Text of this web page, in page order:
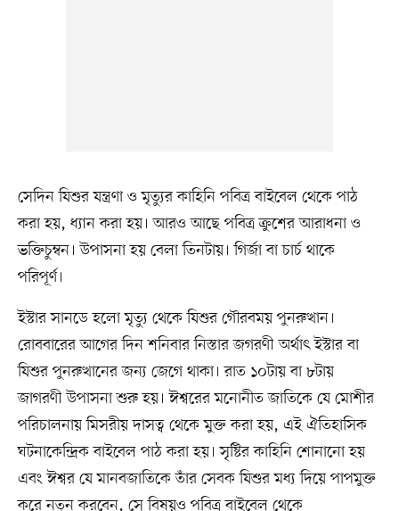
সেদিন যিশুর যন্ত্রণা ও মৃত্যুর কাহিনি পবিত্র বাইবেল থেকে পাঠ
করা হয়, ধ্যান করা হয়। আরও আছে পবিত্র ক্রুশের আরাধনা ও
ভক্তিচুম্বন। উপাসনা হয় বেলা তিনটায়। গির্জা বা চার্চ থাকে
পরিপূর্ণ।
ইস্টার সানডে হলো মৃত্যু থেকে যিশুর গৌরবময় পুনরুত্থান।
রোববারের আগের দিন শনিবার নিস্তার জগরণী অর্থাৎ ইস্টার বা
যিশুর পুনরুত্থানের জন্য জেগে থাকা। রাত ১০টায় বা ৮টায়
জাগরণী উপাসনা শুরু হয়। ঈশ্বরের মনোনীত জাতিকে যে মোশীর
পরিচালনায় মিসরীয় দাসত্ব থেকে মুক্ত করা হয়, এই ঐতিহাসিক
ঘটনাকেন্দ্রিক বাইবেল পাঠ করা হয়। সৃষ্টির কাহিনি শোনানো হয়
এবং ঈশ্বর যে মানবজাতিকে তাঁর সেবক যিশুর মধ্য দিয়ে পাপমুক্ত
করে নতুন করবেন, সে বিষয়ও পবিত্র বাইবেল থেকে